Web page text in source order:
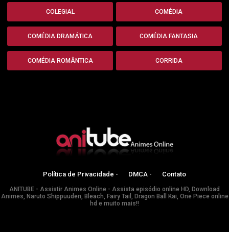
COLEGIAL COMÉDIA
COMÉDIA DRAMÁTICA COMÉDIA FANTASIA
COMÉDIA ROMÂNTICA CORRIDA
Política de Privacidade - DMCA - Contato
ANITUBE - Assistir Animes Online - Assista episódio online HD, Download
Animes, Naruto Shippuuden, Bleach, Fairy Tail, Dragon Ball Kai, One Piece online
hd e muito mais!!